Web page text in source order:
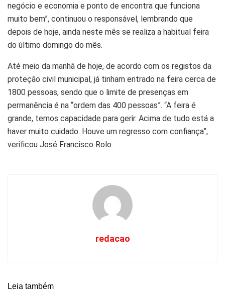
negócio e economia e ponto de encontra que funciona
muito bem”, continuou o responsável, lembrando que
depois de hoje, ainda neste mês se realiza a habitual feira
do último domingo do mês.
Até meio da manhã de hoje, de acordo com os registos da
proteção civil municipal, já tinham entrado na feira cerca de
1800 pessoas, sendo que o limite de presenças em
permanência é na “ordem das 400 pessoas”. “A feira é
grande, temos capacidade para gerir. Acima de tudo está a
haver muito cuidado. Houve um regresso com confiança”,
verificou José Francisco Rolo.
redacao
Leia também